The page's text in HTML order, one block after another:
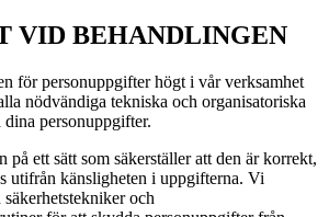
VID BEHANDLINGEN
för personuppgifter högt i vår verksamhet
nödvändiga tekniska och organisatoriska
personuppgifter.
ett sätt som säkerställer att den är korrekt,
utifrån känsligheten i uppgifterna. Vi
och